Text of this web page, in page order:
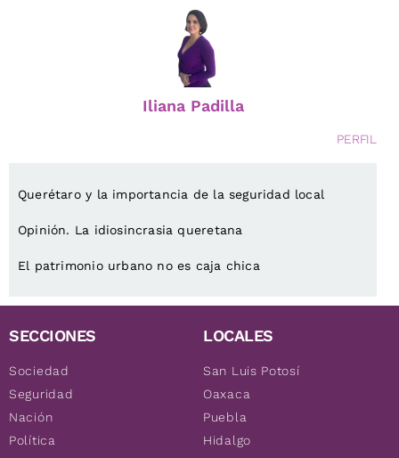
Iliana Padilla
PERFIL
Querétaro y la importancia de la seguridad local
Opinión. La idiosincrasia queretana
El patrimonio urbano no es caja chica
SECCIONES
Sociedad
Seguridad
Nación
Política
LOCALES
San Luis Potosí
Oaxaca
Puebla
Hidalgo